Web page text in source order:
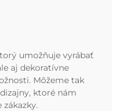
umožňuje vyrábať
aj dekoratívne
Môžeme tak
ktoré nám